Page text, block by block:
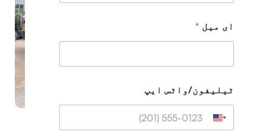
ای میل *
ٹیلیفون/واٹس ایپ